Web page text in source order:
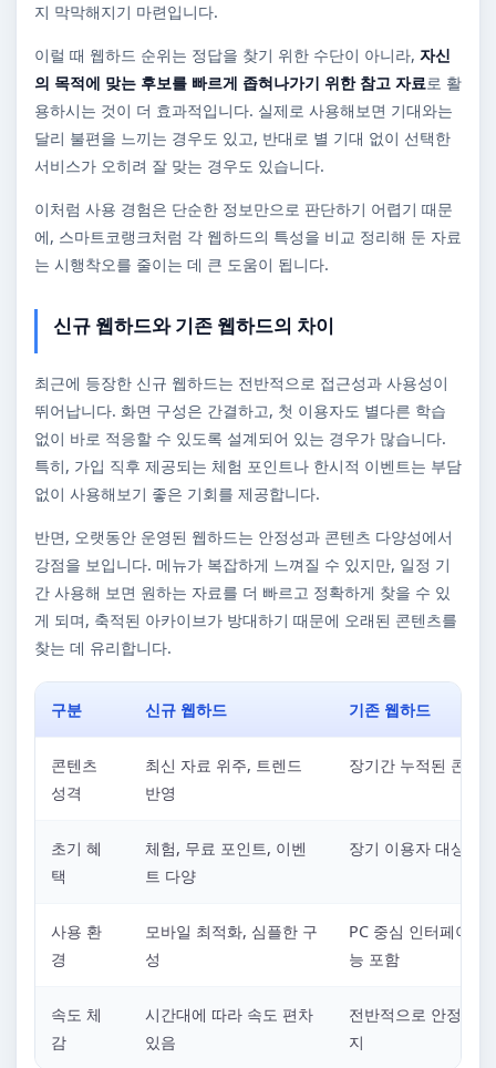
지 막막해지기 마련입니다.
이럴 때 웹하드 순위는 정답을 찾기 위한 수단이 아니라, 자신
의 목적에 맞는 후보를 빠르게 좁혀나가기 위한 참고 자료로 활
용하시는 것이 더 효과적입니다. 실제로 사용해보면 기대와는
달리 불편을 느끼는 경우도 있고, 반대로 별 기대 없이 선택한
서비스가 오히려 잘 맞는 경우도 있습니다.
이처럼 사용 경험은 단순한 정보만으로 판단하기 어렵기 때문
에, 스마트코랭크처럼 각 웹하드의 특성을 비교 정리해 둔 자료
는 시행착오를 줄이는 데 큰 도움이 됩니다.
신규 웹하드와 기존 웹하드의 차이
최근에 등장한 신규 웹하드는 전반적으로 접근성과 사용성이
뛰어납니다. 화면 구성은 간결하고, 첫 이용자도 별다른 학습
없이 바로 적응할 수 있도록 설계되어 있는 경우가 많습니다.
특히, 가입 직후 제공되는 체험 포인트나 한시적 이벤트는 부담
없이 사용해보기 좋은 기회를 제공합니다.
반면, 오랫동안 운영된 웹하드는 안정성과 콘텐츠 다양성에서
강점을 보입니다. 메뉴가 복잡하게 느껴질 수 있지만, 일정 기
간 사용해 보면 원하는 자료를 더 빠르고 정확하게 찾을 수 있
게 되며, 축적된 아카이브가 방대하기 때문에 오래된 콘텐츠를
찾는 데 유리합니다.
구분 신규 웹하드 기존 웹하드
콘텐츠
성격
최신 자료 위주, 트렌드
반영
장기간 누적된 콘텐
초기 혜
택
체험, 무료 포인트, 이벤
트 다양
장기 이용자 대상 혜
사용 환
경
모바일 최적화, 심플한 구
성
PC 중심 인터페이스,
능 포함
속도 체
감
시간대에 따라 속도 편차
있음
전반적으로 안정적
지